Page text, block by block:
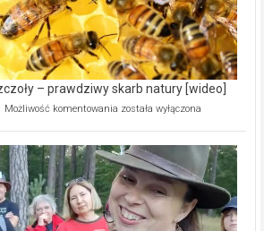
modernizację
oczyszczalni
ścieków
[wideo]
– prawdziwy skarb natury [wideo]
Możliwość komentowania Ekologiczne
–
prawdziwy
skarb
natury
[wideo]
została wyłączona